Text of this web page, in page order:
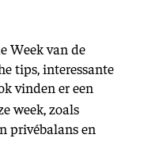
Week van de
tips, interessante
vinden er een
week, zoals
privébalans en